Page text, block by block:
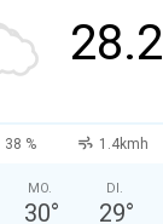
28.2
38 % 1.4kmh
MO.
30°
DI.
29°